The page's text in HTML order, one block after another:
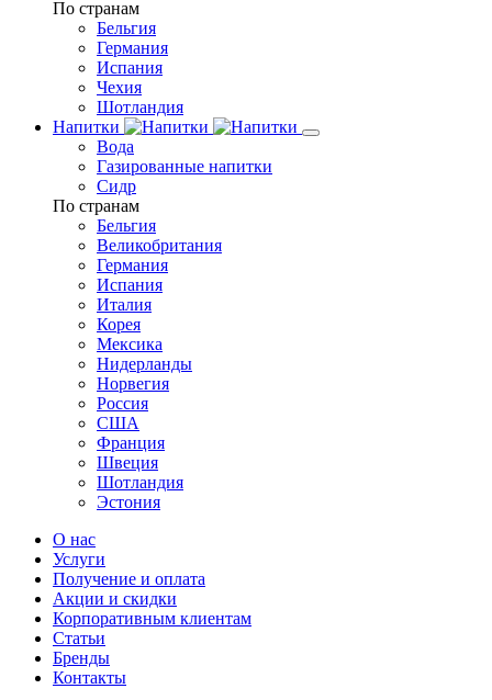
По странам
Бельгия
Германия
Испания
Чехия
Шотландия
Напитки
Вода
Газированные напитки
Сидр
По странам
Бельгия
Великобритания
Германия
Испания
Италия
Корея
Мексика
Нидерланды
Норвегия
Россия
США
Франция
Швеция
Шотландия
Эстония
О нас
Услуги
Получение и оплата
Акции и скидки
Корпоративным клиентам
Статьи
Бренды
Контакты